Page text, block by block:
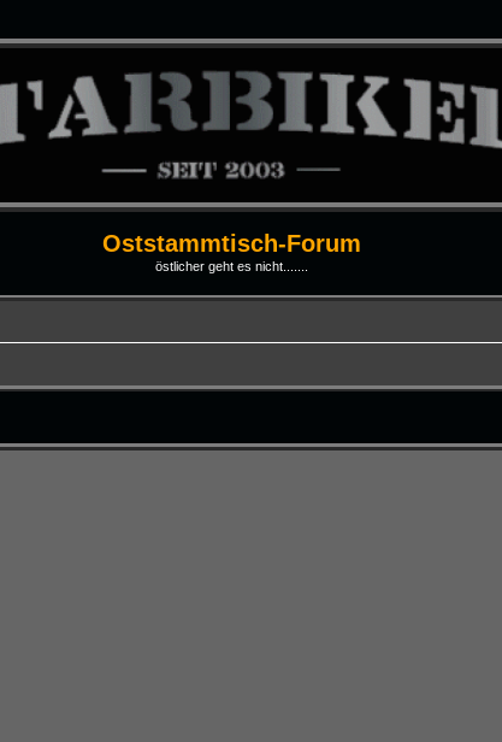
Oststammtisch-Forum
östlicher geht es nicht.......